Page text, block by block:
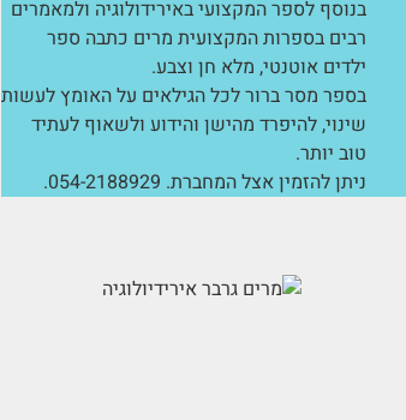
בנוסף לספר המקצועי באירידולוגיה ולמאמרים
רבים בספרות המקצועית מרים כתבה ספר
ילדים אוטנטי, מלא חן וצבע.
בספר מסר ברור לכל הגילאים על האומץ לעשות
שינוי, להיפרד מהישן והידוע ולשאוף לעתיד
טוב יותר.
ניתן להזמין אצל המחברת. 054-2188929.